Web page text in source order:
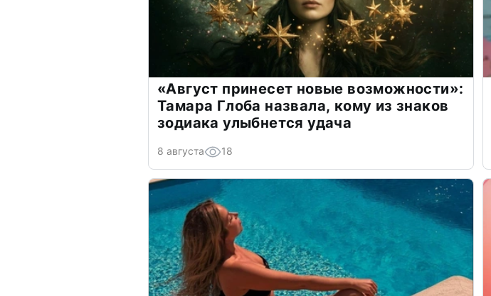
«Август принесет новые возможности»:
Тамара Глоба назвала, кому из знаков
зодиака улыбнется удача
8 августа 18